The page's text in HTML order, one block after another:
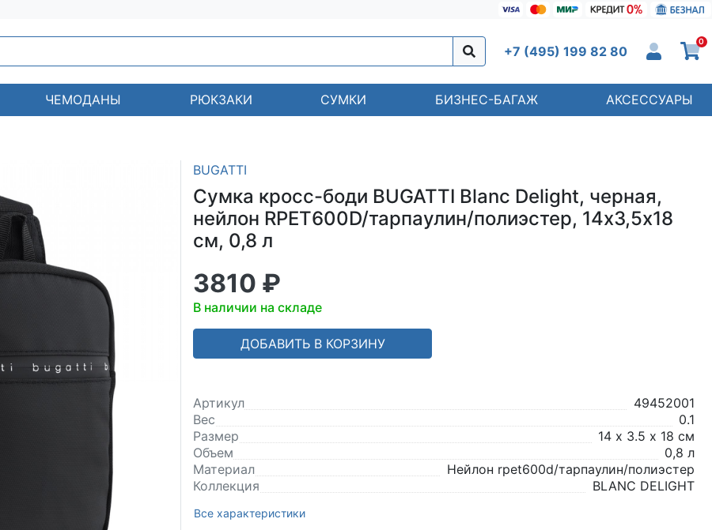
+7 (495) 199 82 80
0
ЧЕМОДАНЫ РЮКЗАКИ СУМКИ БИЗНЕС-БАГАЖ АКСЕССУАРЫ
BUGATTI
Сумка кросс-боди BUGATTI Blanc Delight, черная,
нейлон RPET600D/тарпаулин/полиэстер, 14х3,5х18
см, 0,8 л
3810 ₽
В наличии на складе
ДОБАВИТЬ В КОРЗИНУ
Артикул
49452001
Вес
0.1
Размер
14 х 3.5 х 18 см
Объем
0,8 л
Материал
Нейлон rpet600d/тарпаулин/полиэстер
Коллекция
BLANC DELIGHT
Все характеристики